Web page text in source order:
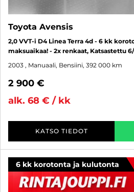
Toyota Avensis
2,0 VVT-i D4 Linea Terra 4d - 6 kk
maksuaikaa! - 2x renkaat, Katsastettu
2003 , Manuaali, Bensiini, 392 000 km
2 900 €
alk. 68 € / kk
KATSO TIEDOT
6 kk korotonta ja kulutonta